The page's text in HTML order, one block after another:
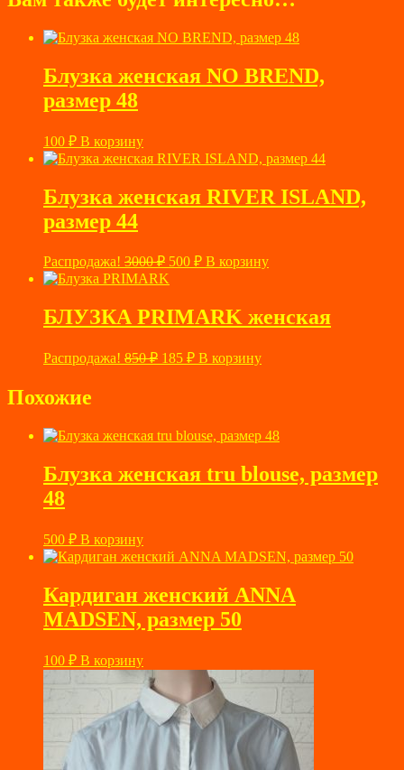
Блузка женская NO BREND,
размер 48
100 ₽ В корзину
Блузка женская RIVER ISLAND,
размер 44
Распродажа! 3000₽ Первоначальная
цена
составляла
3000 ₽.
500 ₽Текущая
цена:
В корзину
БЛУЗКА PRIMARK женская
Распродажа! 850₽ Первоначальная
185 ₽Текущая
цена:
В корзину
Похожие
Блузка женская tru blouse, размер
48
500 ₽ В корзину
Кардиган женский ANNA
MADSEN, размер 50
100 ₽ В корзину